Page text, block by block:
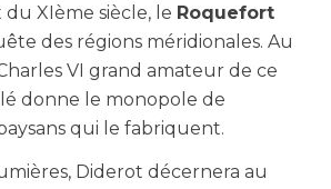
du XIème siècle, le Roquefort
des régions méridionales. Au
VI grand amateur de ce
donne le monopole de
qui le fabriquent.
Diderot décernera au